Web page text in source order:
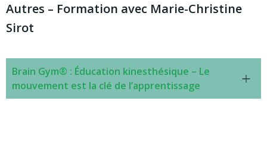
Autres – Formation avec Marie-Christine
Sirot
Brain Gym® : Éducation kinesthésique – Le
mouvement est la clé de l’apprentissage